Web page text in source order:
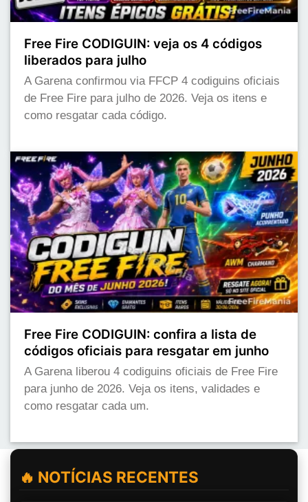
Free Fire CODIGUIN: veja os 4 códigos
liberados para julho
A Garena confirmou via FFCP 4 codiguins oficiais
de Free Fire para julho de 2026. Veja os itens e
como resgatar cada código.
Free Fire CODIGUIN: confira a lista de
códigos oficiais para resgatar em junho
A Garena liberou 4 codiguins oficiais de Free Fire
para junho de 2026. Veja os itens, validades e
como resgatar cada um.
🔥 NOTÍCIAS RECENTES